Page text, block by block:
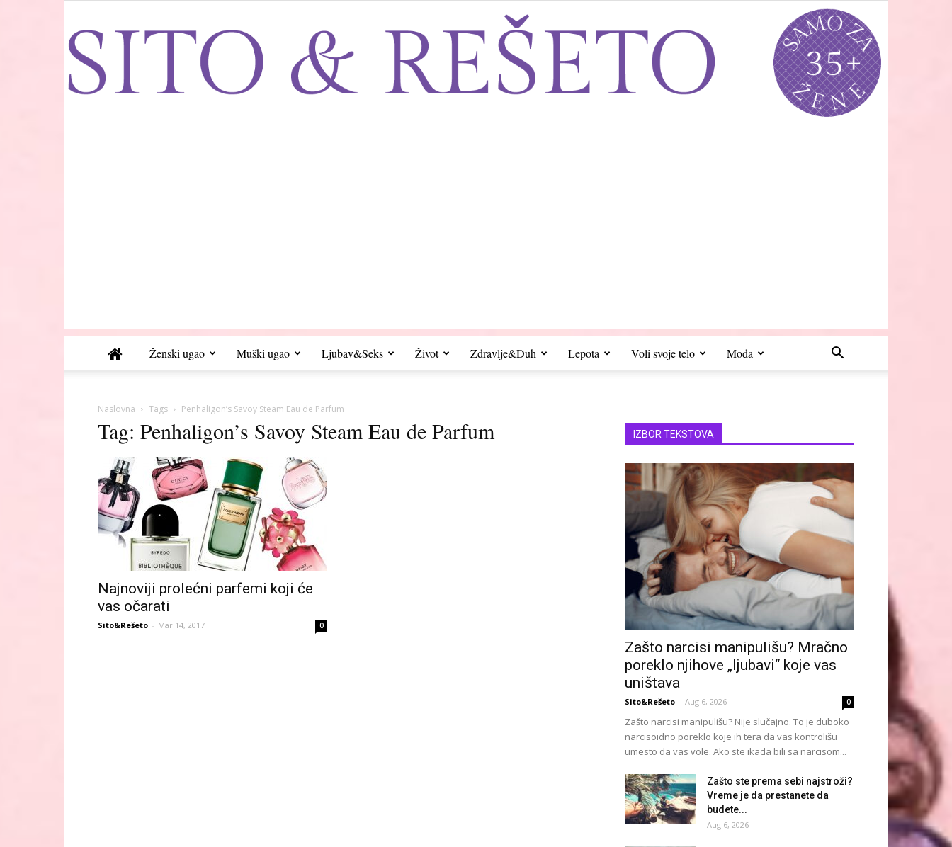
Ženski ugao Muški ugao Ljubav&Seks Život Zdravlje&Duh Lepota Voli svoje telo Moda
Naslovna Tags Penhaligon’s Savoy Steam Eau de Parfum
Tag: Penhaligon’s Savoy Steam Eau de Parfum
Najnoviji prolećni parfemi koji će
vas očarati
Sito&Rešeto - Mar 14, 2017 0
IZBOR TEKSTOVA
Zašto narcisi manipulišu? Mračno
poreklo njihove „ljubavi“ koje vas
uništava
Sito&Rešeto - Aug 6, 2026 0
Zašto narcisi manipulišu? Nije slučajno. To je duboko
narcisoidno poreklo koje ih tera da vas kontrolišu
umesto da vas vole. Ako ste ikada bili sa narcisom...
Zašto ste prema sebi najstroži?
Vreme je da prestanete da
budete...
Aug 6, 2026